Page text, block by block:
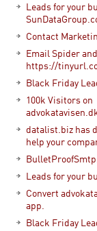
Leads for your
Contact
Email Spider
https://
Black Friday
100k Visitors on
datalist.biz has
help your
Leads for your
Convert
app.
Black Friday